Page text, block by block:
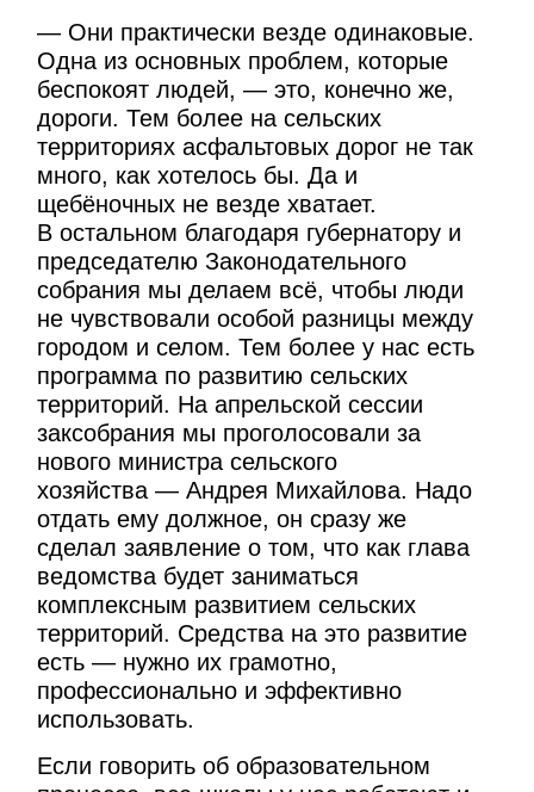
— Они практически везде одинаковые.
Одна из основных проблем, которые
беспокоят людей, — это, конечно же,
дороги. Тем более на сельских
территориях асфальтовых дорог не так
много, как хотелось бы. Да и
щебёночных не везде хватает.
В остальном благодаря губернатору и
председателю Законодательного
собрания мы делаем всё, чтобы люди
не чувствовали особой разницы между
городом и селом. Тем более у нас есть
программа по развитию сельских
территорий. На апрельской сессии
заксобрания мы проголосовали за
нового министра сельского
хозяйства — Андрея Михайлова. Надо
отдать ему должное, он сразу же
сделал заявление о том, что как глава
ведомства будет заниматься
комплексным развитием сельских
территорий. Средства на это развитие
есть — нужно их грамотно,
профессионально и эффективно
использовать.
Если говорить об образовательном